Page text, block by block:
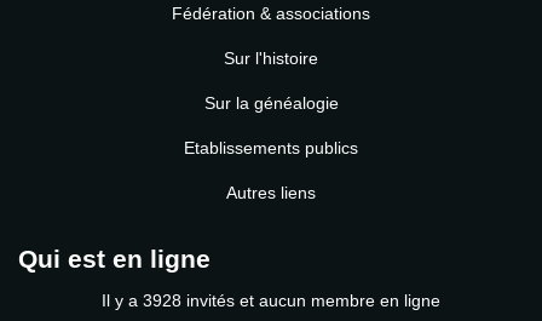
Fédération & associations
Sur l'histoire
Sur la généalogie
Etablissements publics
Autres liens
Qui est en ligne
Il y a 3928 invités et aucun membre en ligne